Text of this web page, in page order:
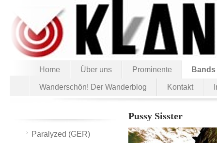
Home Über uns Prominente Bands
Wanderschön! Der Wanderblog Kontakt
Paralyzed (GER)
Pussy Sisster